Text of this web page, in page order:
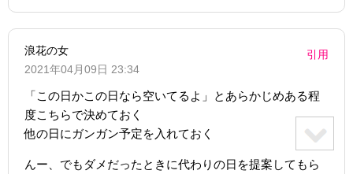
浪花の女
2021年04月09日 23:34
引用
「この日かこの日なら空いてるよ」とあらかじめある程
度こちらで決めておく
他の日にガンガン予定を入れておく
んー、でもダメだったときに代わりの日を提案してもら